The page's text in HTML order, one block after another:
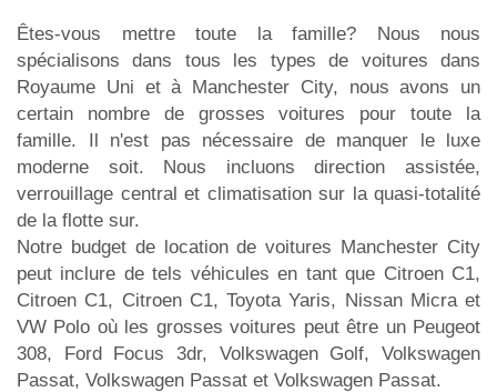
Êtes-vous mettre toute la famille? Nous nous
spécialisons dans tous les types de voitures dans
Royaume Uni et à Manchester City, nous avons un
certain nombre de grosses voitures pour toute la
famille. Il n'est pas nécessaire de manquer le luxe
moderne soit. Nous incluons direction assistée,
verrouillage central et climatisation sur la quasi-totalité
de la flotte sur.
Notre budget de location de voitures Manchester City
peut inclure de tels véhicules en tant que Citroen C1,
Citroen C1, Citroen C1, Toyota Yaris, Nissan Micra et
VW Polo où les grosses voitures peut être un Peugeot
308, Ford Focus 3dr, Volkswagen Golf, Volkswagen
Passat, Volkswagen Passat et Volkswagen Passat.